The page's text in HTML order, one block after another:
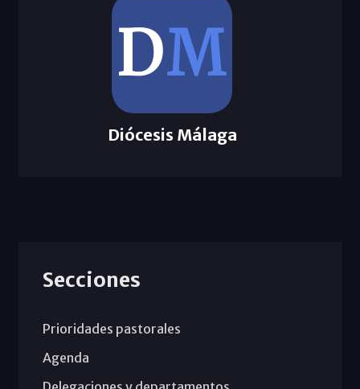
Diócesis Málaga
Secciones
Prioridades pastorales
Agenda